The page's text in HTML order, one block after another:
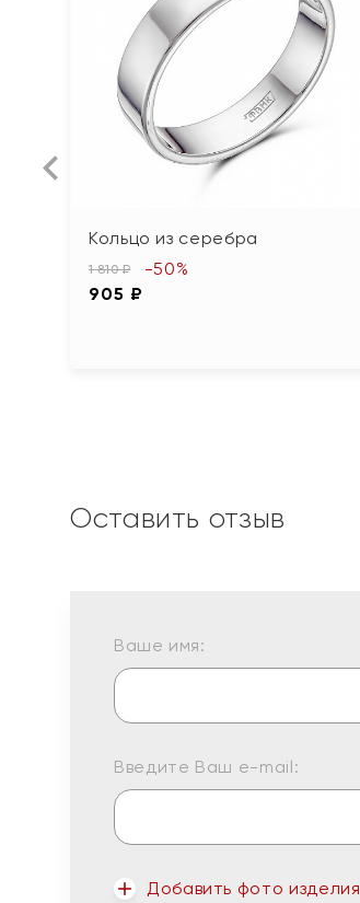
Кольцо из серебра
1 810 ₽
905 ₽
-50%
Оставить отзыв
Ваше имя:
Введите Ваш e-mail:
Добавить фото изделия